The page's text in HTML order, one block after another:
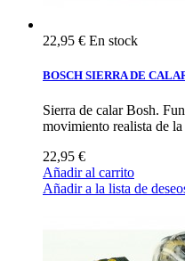
22,95 € En stock
BOSCH SIERRA DE
Sierra de calar Bosh.
movimiento realista de
22,95 €
Añadir al carrito
Añadir a la lista de